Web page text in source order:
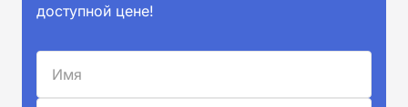
доступной цене!